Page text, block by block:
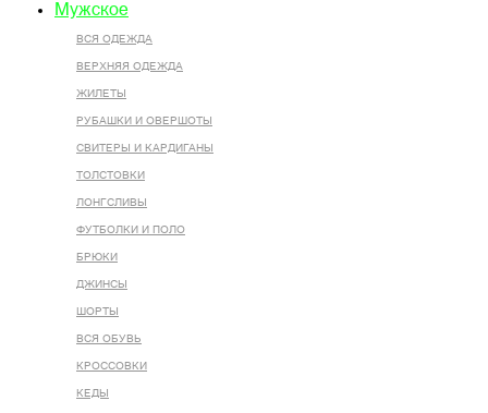
Мужское
ВСЯ ОДЕЖДА
ВЕРХНЯЯ ОДЕЖДА
ЖИЛЕТЫ
РУБАШКИ И ОВЕРШОТЫ
СВИТЕРЫ И КАРДИГАНЫ
ТОЛСТОВКИ
ЛОНГСЛИВЫ
ФУТБОЛКИ И ПОЛО
БРЮКИ
ДЖИНСЫ
ШОРТЫ
ВСЯ ОБУВЬ
КРОССОВКИ
КЕДЫ